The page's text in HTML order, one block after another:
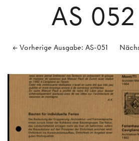
AS 052
← Vorherige Ausgabe: AS-051